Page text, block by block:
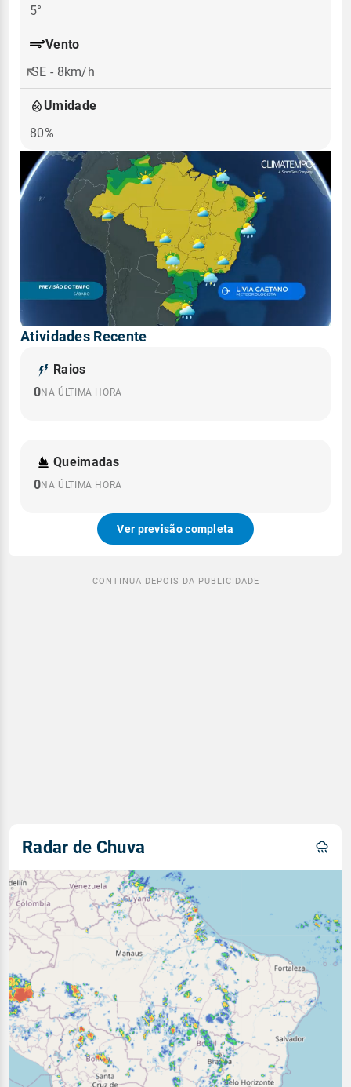
5°
Vento
SE - 8km/h
Umidade
80%
Atividades Recente
Raios
0NA ÚLTIMA HORA
Queimadas
0NA ÚLTIMA HORA
Ver previsão completa
Radar de Chuva